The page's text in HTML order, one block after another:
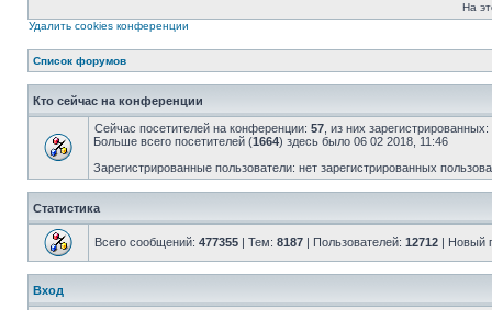
На
Удалить cookies конференции
Список форумов
Кто сейчас на конференции
Сейчас посетителей на конференции: 57 , из них
Больше всего посетителей (1664) здесь было 06 02 2018, 11:46
Зарегистрированные пользователи: нет зарегистрированных
Статистика
Всего сообщений: 477355 | Тем: 8187 | Пользователей: 12712 | Новый
Вход